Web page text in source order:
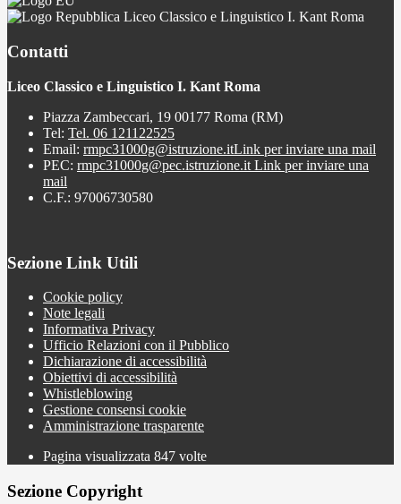
Liceo Classico e Linguistico I. Kant Roma
Contatti
Liceo Classico e Linguistico I. Kant Roma
Piazza Zambeccari, 19 00177 Roma (RM)
Tel: Tel. 06 121122525
Email: rmpc31000g@istruzione.itLink per inviare una mail
PEC: rmpc31000g@pec.istruzione.it Link per inviare una
mail
C.F.: 97006730580
Sezione Link Utili
Cookie policy
Note legali
Informativa Privacy
Ufficio Relazioni con il Pubblico
Dichiarazione di accessibilità
Obiettivi di accessibilità
Whistleblowing
Gestione consensi cookie
Amministrazione trasparente
Pagina visualizzata 847 volte
Sezione Copyright